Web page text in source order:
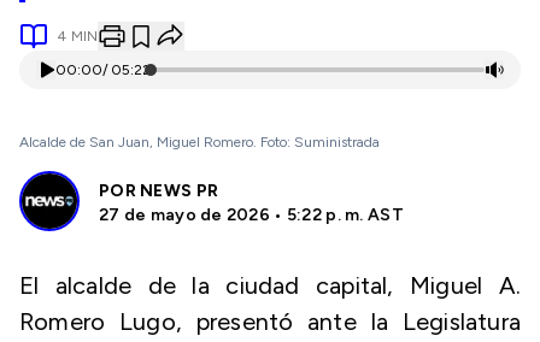
4 MIN
00:00/ 05:22
Alcalde de San Juan, Miguel Romero. Foto: Suministrada
POR NEWS PR
27 de mayo de 2026 • 5:22 p. m. AST
El alcalde de la ciudad capital, Miguel A.
Romero Lugo, presentó ante la Legislatura